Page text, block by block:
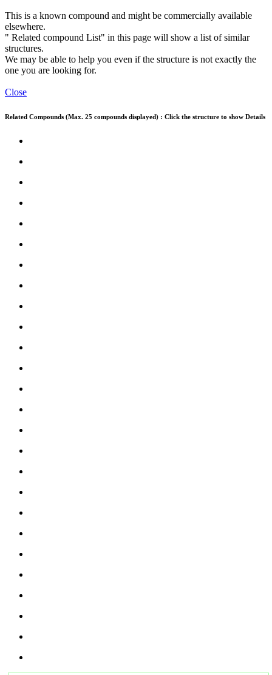
This is a known compound and might be commercially available
elsewhere.
" Related compound List" in this page will show a list of similar
structures.
We may be able to help you even if the structure is not exactly the
one you are looking for.
Close
Related Compounds (Max. 25 compounds displayed) : Click the structure to show Details